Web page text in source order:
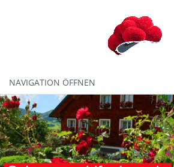
NAVIGATION ÖFFNEN